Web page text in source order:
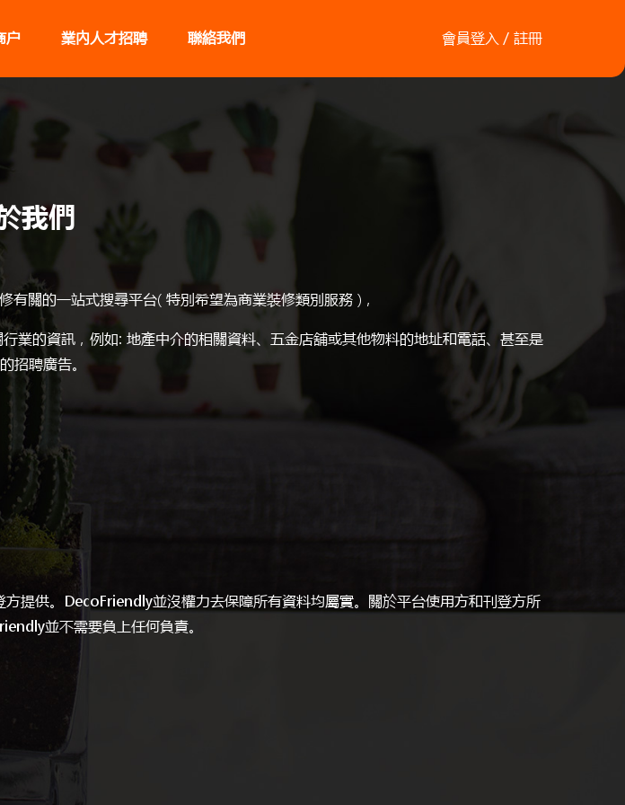
户 業內人才招聘 聯絡我們 會員登入／註冊
我們
關的一站式搜尋平台( 特別希望為商業裝修類別服務 )，
業的資訊，例如: 地產中介的相關資料、五金店舖或其他物料的地址和電話、甚至是
招聘廣告。
提供。DecoFriendly並沒權力去保障所有資料均屬實。關於平台使用方和刊登方所
並不需要負上任何負責。